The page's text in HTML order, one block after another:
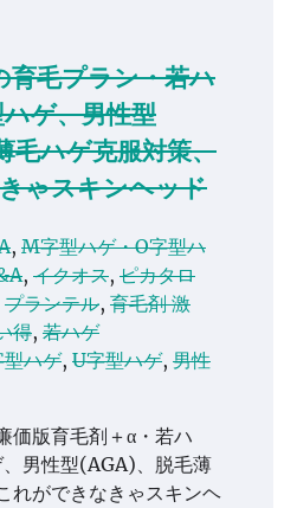
毛プラン・若ハ
ゲ、男性型
毛ハゲ克服対策、
ゃスキンヘッド
, M字型ハゲ・O字型ハ
, イクオス, ピカタロ
プランテル, 育毛剤 激
得, 若ハゲ
型ハゲ, U字型ハゲ, 男性
価版育毛剤＋α・若ハ
男性型(AGA)、脱毛薄
れができなきゃスキンヘ